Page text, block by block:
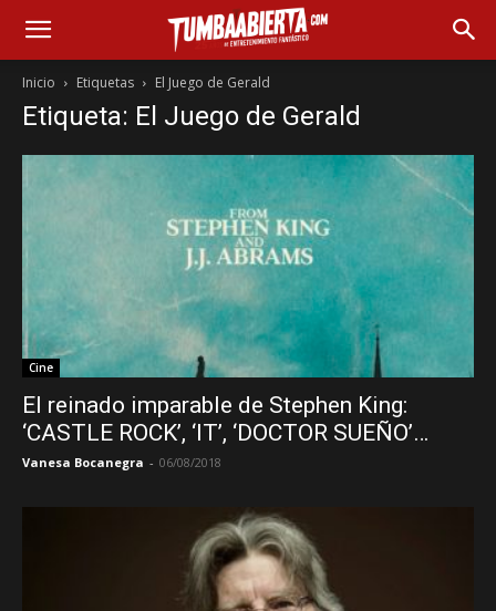
Inicio Etiquetas El Juego de Gerald
Etiqueta: El Juego de Gerald
Cine
El reinado imparable de Stephen King:
‘CASTLE ROCK’, ‘IT’, ‘DOCTOR SUEÑO’…
Vanesa Bocanegra - 06/08/2018